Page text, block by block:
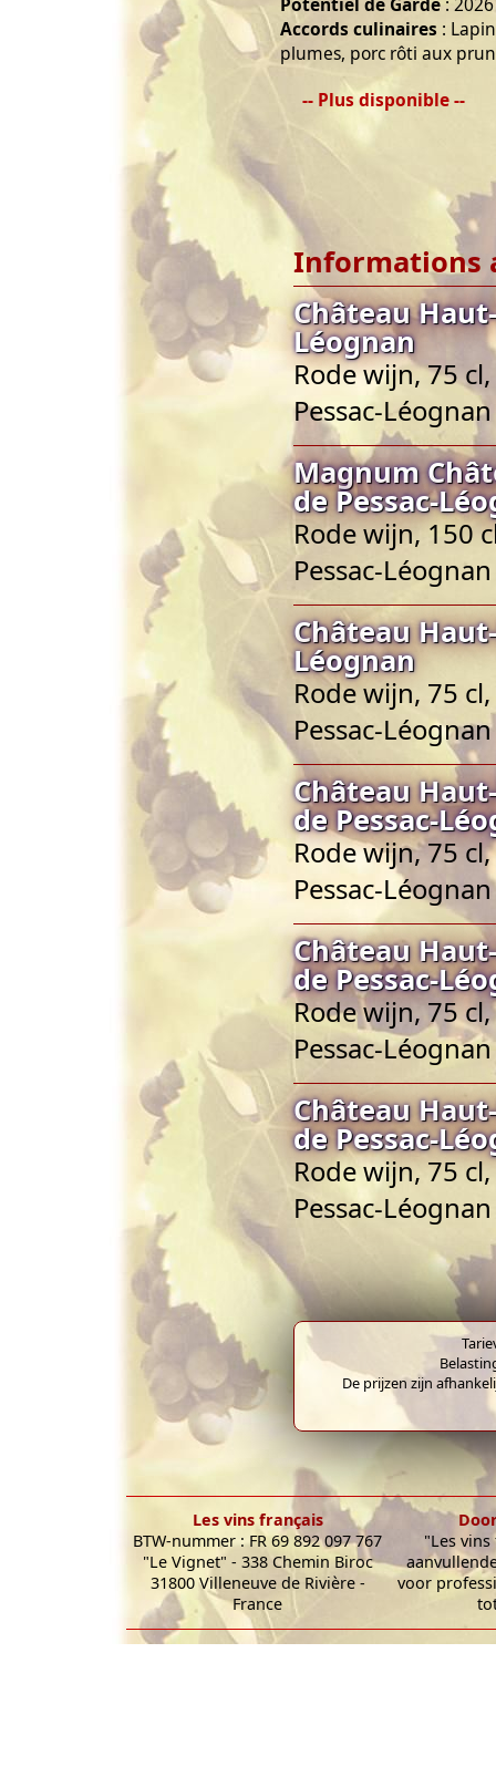
Accords culinaires :
plumes, porc rôti aux
-- Plus disponible --
Informations
Château
Léognan
Rode wijn, 75
Pessac-Léognan
Magnum
de Pessac-
Rode wijn, 150
Pessac-Léognan
Château
Léognan
Rode wijn, 75
Pessac-Léognan
Château
de Pessac-
Rode wijn, 75
Pessac-Léognan
Château
de Pessac-
Rode wijn, 75
Pessac-Léognan
Château
de Pessac-
Rode wijn, 75
Pessac-Léognan
De prijzen zijn
Les vins français
BTW-nummer : FR 69 892 097 767
"Le Vignet" - 338 Chemin Biroc
31800 Villeneuve de Rivière -
France
"Les
voor